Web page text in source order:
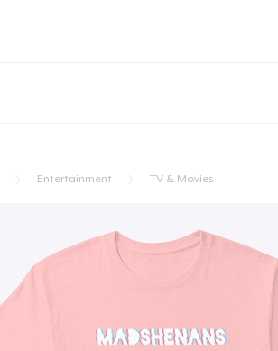
Entertainment TV & Movies